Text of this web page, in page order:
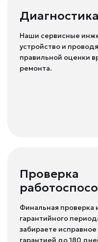
Наши сервисные
устройство и
правильной оценки
ремонта.
Проверка
Финальная проверка
гарантийного
забираете
гарантией до 180